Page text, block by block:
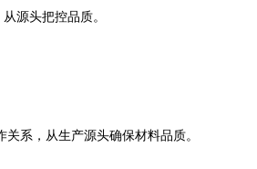
源头把控品质。
系，从生产源头确保材料品质。